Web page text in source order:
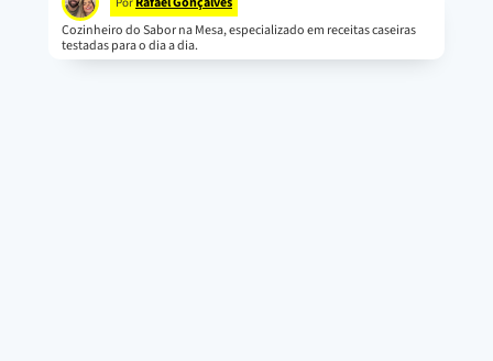
Cozinheiro do Sabor na Mesa, especializado em receitas caseiras
testadas para o dia a dia.